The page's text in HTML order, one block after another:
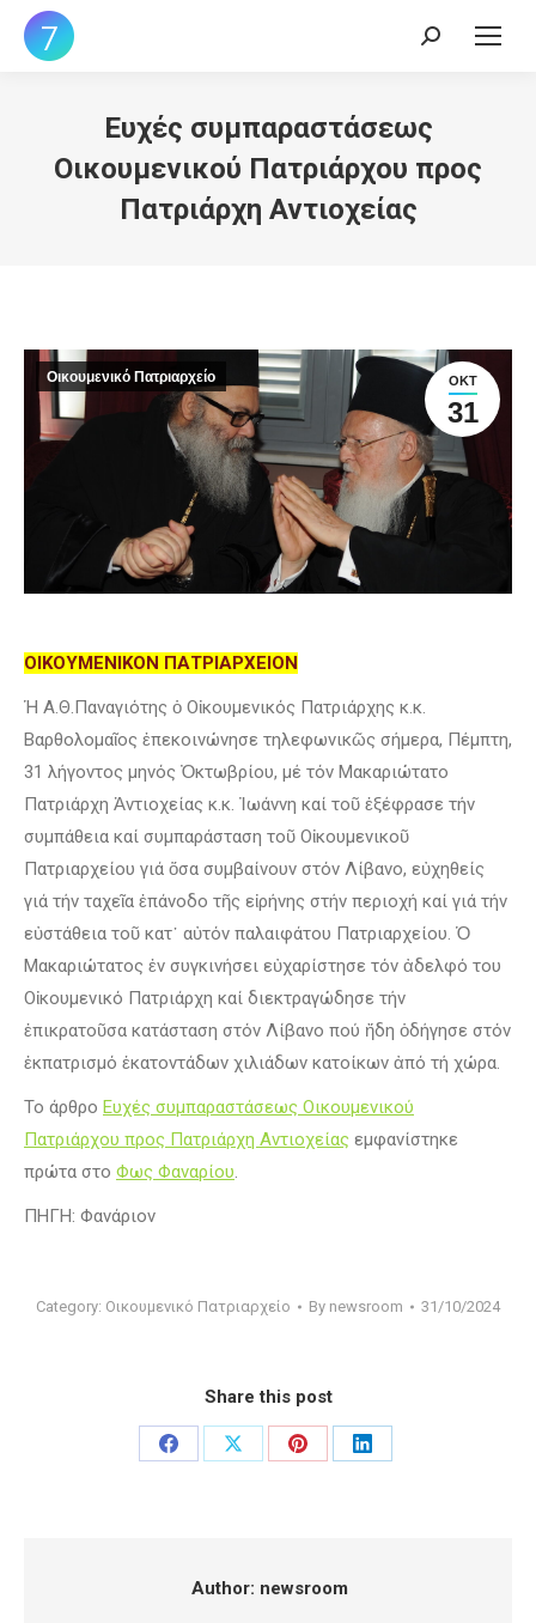
Search:
Ευχές συμπαραστάσεως
Οικουμενικού Πατριάρχου προς
Πατριάρχη Αντιοχείας
ΟΚΤ
31
Οικουμενικό Πατριαρχείο
ΟΙΚΟΥΜΕΝΙΚΟΝ ΠΑΤΡΙΑΡΧΕΙΟΝ
Ἡ Α.Θ.Παναγιότης ὁ Οἰκουμενικός Πατριάρχης κ.κ.
Βαρθολομαῖος ἐπεκοινώνησε τηλεφωνικῶς σήμερα, Πέμπτη,
31 λήγοντος μηνός Ὀκτωβρίου, μέ τόν Μακαριώτατο
Πατριάρχη Ἀντιοχείας κ.κ. Ἰωάννη καί τοῦ ἐξέφρασε τήν
συμπάθεια καί συμπαράσταση τοῦ Οἰκουμενικοῦ
Πατριαρχείου γιά ὅσα συμβαίνουν στόν Λίβανο, εὐχηθείς
γιά τήν ταχεῖα ἐπάνοδο τῆς εἰρήνης στήν περιοχή καί γιά τήν
εὐστάθεια τοῦ κατ᾽ αὐτόν παλαιφάτου Πατριαρχείου. Ὁ
Μακαριώτατος ἐν συγκινήσει εὐχαρίστησε τόν ἀδελφό του
Οἰκουμενικό Πατριάρχη καί διεκτραγώδησε τήν
ἐπικρατοῦσα κατάσταση στόν Λίβανο πού ἤδη ὁδήγησε στόν
ἐκπατρισμό ἑκατοντάδων χιλιάδων κατοίκων ἀπό τή χώρα.
Το άρθρο Ευχές συμπαραστάσεως Οικουμενικού
Πατριάρχου προς Πατριάρχη Αντιοχείας εμφανίστηκε
πρώτα στο Φως Φαναρίου.
ΠΗΓΗ: Φανάριον
Category: Οικουμενικό Πατριαρχείο By newsroom 31/10/2024
Share this post
Share
Share
Share
Share
Author: newsroom